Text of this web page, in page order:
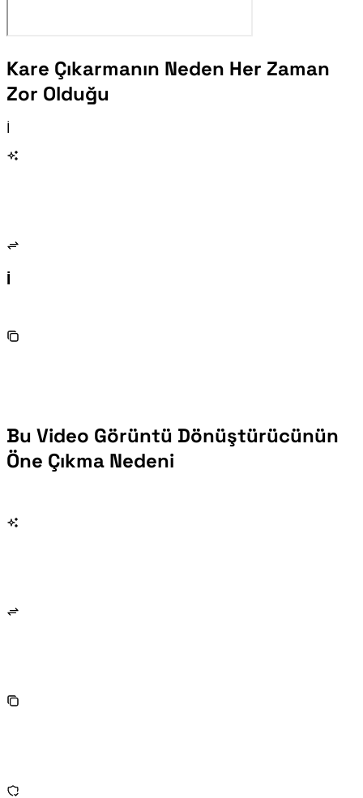
Kare Çıkarmanın Neden Her Zaman
Zor Olduğu
Milyonlarca içerik üreticisi ve öğrenci her gün güvenilir bir video görüntü dönüştürücüye ihtiyaç duyuyor. İşte karşılaştıkları üç engel.
Bu Video Görüntü Dönüştürücünün
Öne Çıkma Nedeni